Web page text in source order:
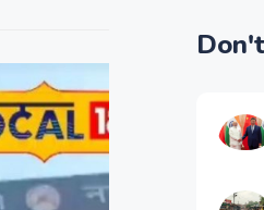
Don't